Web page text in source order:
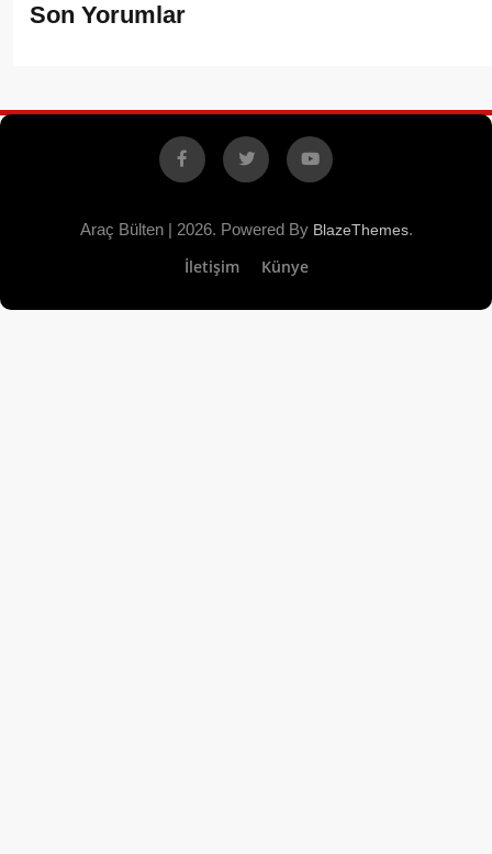
Son Yorumlar
Facebook
X YouTube
Araç Bülten | 2026. Powered By BlazeThemes.
İletişim Künye